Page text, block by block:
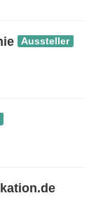
Aussteller